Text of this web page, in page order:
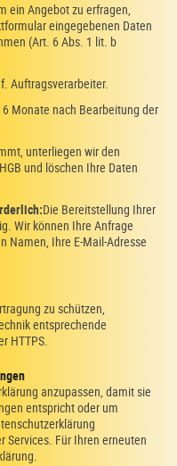
ein Angebot zu erfragen,
eingegebenen Daten
(Art. 6 Abs. 1 lit. b
Auftragsverarbeiter.
Monate nach Bearbeitung der
unterliegen wir den
und löschen Ihre Daten
Die Bereitstellung Ihrer
Wir können Ihre Anfrage
Namen, Ihre E-Mail-Adresse
zu schützen,
entsprechende
HTTPS.
anzupassen, damit sie
entspricht oder um
Services. Für Ihren erneuten